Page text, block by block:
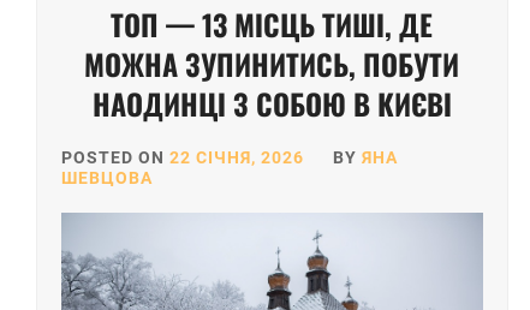
ТОП — 13 МІСЦЬ ТИШІ, ДЕ
МОЖНА ЗУПИНИТИСЬ, ПОБУТИ
НАОДИНЦІ З СОБОЮ В КИЄВІ
POSTED ON 22 СІЧНЯ, 2026 BY ЯНА
ШЕВЦОВА